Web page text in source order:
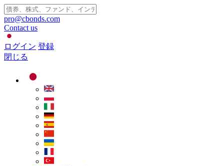
pro@cbonds.com
Contact us
ログイン 登録
閉じる